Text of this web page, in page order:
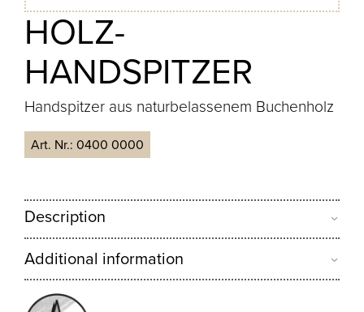
HOLZ-
HANDSPITZER
Handspitzer aus naturbelassenem Buchenholz
Art. Nr.:0400 0000
Description
Additional information